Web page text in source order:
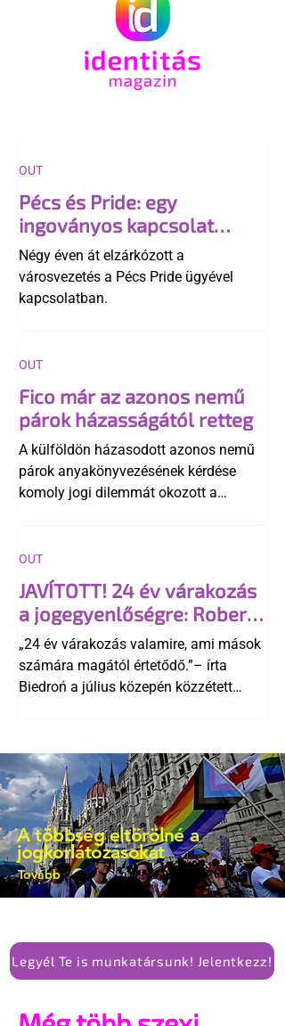
Pécs és Pride: egy
ingoványos kapcsolat
története
Négy éven át elzárkózott a
városvezetés a Pécs Pride ügyével
kapcsolatban.
OUT
Fico már az azonos nemű
párok házasságától retteg
A külföldön házasodott azonos nemű
párok anyakönyvezésének kérdése
komoly jogi dilemmát okozott a
egyértelműen tiltja a házasságuk
elismerését. Közben az ellenzéken belül
is vita robbant ki arról, hogy vissza
kellene-e vonni a kormány konzervatív
alkotmánymódosítását
OUT
JAVÍTOTT! 24 év várakozás
a jogegyenlőségre: Robert
Biedroń megindító üzenete
a lengyel bejegyzett
élettársi kapcsolatokért
„24 év várakozás valamire, ami mások
számára magától értetődő.”– írta
Biedroń a július közepén közzétett
OUT
A többség eltörölné a
jogkorlátozásokat
Tovább
Legyél Te is munkatársunk! Jelentkezz!